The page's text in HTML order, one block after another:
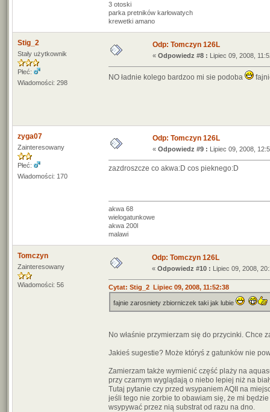
3 otoski
parka pretników karłowatych
krewetki amano
Stig_2
Stały użytkownik
Płeć:
Wiadomości: 298
Odp: Tomczyn 126L
« Odpowiedz #8 : Lipiec 09, 2008,
NO ładnie kolego bardzoo mi sie podoba
zyga07
Zainteresowany
Płeć:
Wiadomości: 170
Odp: Tomczyn 126L
« Odpowiedz #9 : Lipiec 09, 2008,
zazdroszcze co akwa:D cos pieknego:D
akwa 68
wielogatunkowe
akwa 200l
malawi
Tomczyn
Zainteresowany
Wiadomości: 56
Odp: Tomczyn 126L
« Odpowiedz #10 : Lipiec 09, 2008,
Cytat: Stig_2 Lipiec 09, 2008, 11:52:38
fajnie zarosniety zbiorniczek taki jak lubie
No właśnie przymierzam się do przycinki. Chce
Jakieś sugestie? Może któryś z gatunków nie
Zamierzam także wymienić część plaży na
przy czarnym wyglądają o niebo lepiej niż na
Tutaj pytanie czy przed wsypaniem AQII na
jeśli tego nie zorbie to obawiam się, że mi
wsypywać przez nią substrat od razu na dno.